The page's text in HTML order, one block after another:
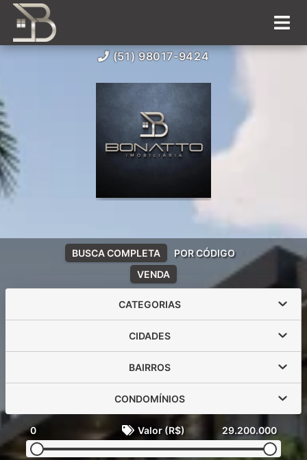
(51) 98017-9424
VENDA
BUSCA COMPLETA POR CÓDIGO
CATEGORIAS
CIDADES
BAIRROS
CONDOMÍNIOS
0 Valor (R$) 29.200.000